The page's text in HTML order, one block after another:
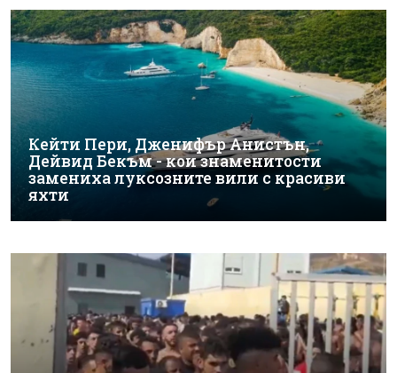
Кейти Пери, Дженифър Анистън,
Дейвид Бекъм - кои знаменитости
замениха луксозните вили с красиви
яхти